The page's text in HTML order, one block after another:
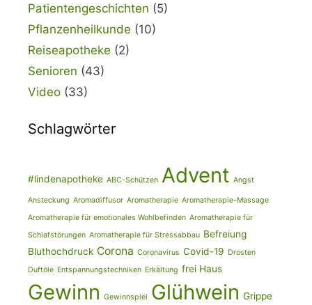
Patientengeschichten (5)
Pflanzenheilkunde (10)
Reiseapotheke (2)
Senioren (43)
Video (33)
Schlagwörter
#lindenapotheke ABC-Schützen Advent Angst
Ansteckung Aromadiffusor Aromatherapie Aromatherapie-Massage
Aromatherapie für emotionales Wohlbefinden Aromatherapie für
Schlafstörungen Aromatherapie für Stressabbau Befreiung
Bluthochdruck Corona Coronavirus Covid-19 Drosten
Duftöle Entspannungstechniken Erkältung frei Haus
Gewinn Gewinnspiel Glühwein Grippe